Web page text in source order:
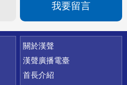
我要留言
關於漢聲
漢聲廣播電臺
首長介紹